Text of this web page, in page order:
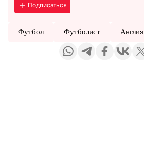
Подписаться
Футбол Футболист Англия